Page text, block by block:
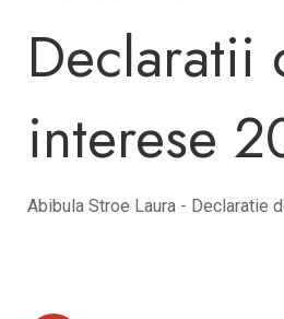
Declaratii
interese
Abibula Stroe Laura - Declaratie